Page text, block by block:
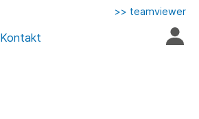
Kontakt
>> teamviewer